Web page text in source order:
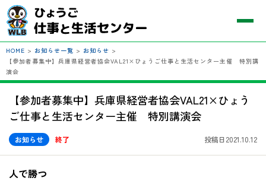
HOME > お知らせ一覧 > お知らせ >
【参加者募集中】兵庫県経営者協会VAL21×ひょうご仕事と生活センター主催 特別講
演会
【参加者募集中】兵庫県経営者協会VAL21×ひょう
ご仕事と生活センター主催 特別講演会
お知らせ 終了 投稿日2021.10.12
人で勝つ